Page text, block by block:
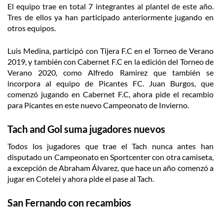
El equipo trae en total 7 integrantes al plantel de este año.
Tres de ellos ya han participado anteriormente jugando en
otros equipos.
Luis Medina, participó con Tijera F.C en el Torneo de Verano
2019, y también con Cabernet F.C en la edición del Torneo de
Verano 2020, como Alfredo Ramirez que también se
incorpora al equipo de Picantes FC. Juan Burgos, que
comenzó jugando en Cabernet F.C, ahora pide el recambio
para Picantes en este nuevo Campeonato de Invierno.
Tach and Gol suma jugadores nuevos
Todos los jugadores que trae el Tach nunca antes han
disputado un Campeonato en Sportcenter con otra camiseta,
a excepción de Abraham Álvarez, que hace un año comenzó a
jugar en Cotelei y ahora pide el pase al Tach.
San Fernando con recambios